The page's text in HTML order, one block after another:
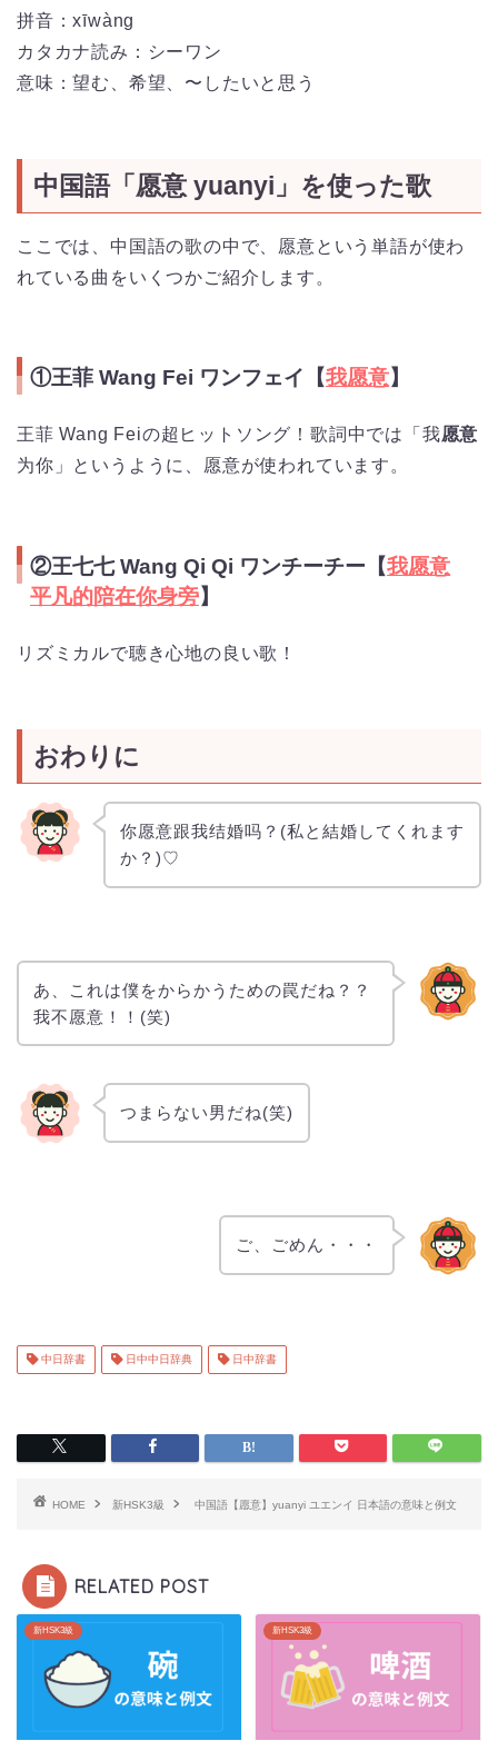
拼音：xīwàng
カタカナ読み：シーワン
意味：望む、希望、〜したいと思う
中国語「愿意 yuanyi」を使った歌
ここでは、中国語の歌の中で、愿意という単語が使わ
れている曲をいくつかご紹介します。
①王菲 Wang Fei ワンフェイ【我愿意】
王菲 Wang Feiの超ヒットソング！歌詞中では「我愿意
为你」というように、愿意が使われています。
②王七七 Wang Qi Qi ワンチーチー【我愿意
平凡的陪在你身旁】
リズミカルで聴き心地の良い歌！
おわりに
你愿意跟我结婚吗？(私と結婚してくれます
か？)♡
あ、これは僕をからかうための罠だね？？
我不愿意！！(笑)
つまらない男だね(笑)
ご、ごめん・・・
中日辞書 日中中日辞典 日中辞書
HOME 新HSK3級 中国語【愿意】yuanyi ユエンイ 日本語の意味と例文
RELATED POST
新HSK3級 新HSK3級